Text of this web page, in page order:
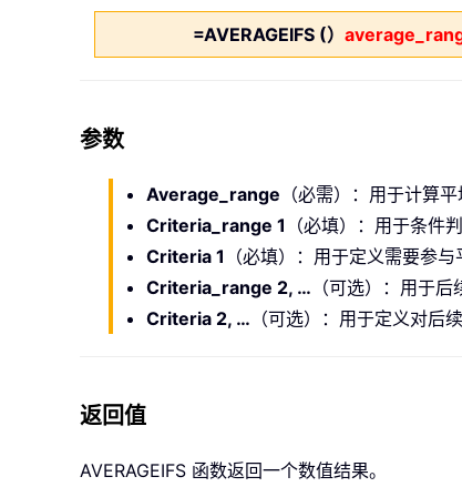
=AVERAGEIFS (）
参数
Average_range （必需）：用于计算
Criteria_range 1 （必填）：用于条件
Criteria 1 （必填）：用于定义需要参
Criteria_range 2, … （可选）：用于后
Criteria 2, … （可选）：用于定义对后
返回值
AVERAGEIFS 函数返回一个数值结果。